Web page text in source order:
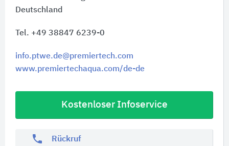
Deutschland
Tel. +49 38847 6239-0
info.ptwe.de@premiertech.com
www.premiertechaqua.com/de-de
Kostenloser Infoservice
phone Rückruf